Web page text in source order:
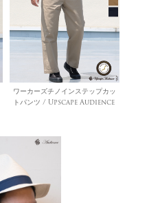
ワーカーズチノインステップカッ
トパンツ / Upscape Audience